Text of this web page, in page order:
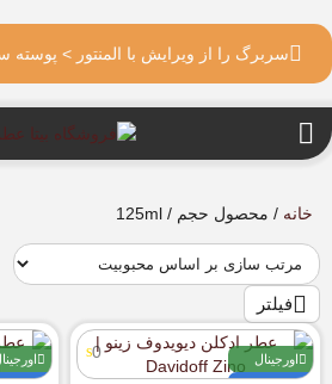
سربرگ را از ویرایش با المنتور > پوسته
خانه / محصول حجم / 125ml
فیلتر
اورجینال
0